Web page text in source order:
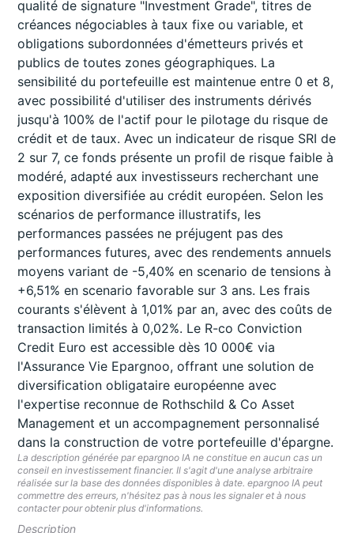
qualité de signature "Investment Grade", titres de
créances négociables à taux fixe ou variable, et
obligations subordonnées d'émetteurs privés et
publics de toutes zones géographiques. La
sensibilité du portefeuille est maintenue entre 0 et 8,
avec possibilité d'utiliser des instruments dérivés
jusqu'à 100% de l'actif pour le pilotage du risque de
crédit et de taux. Avec un indicateur de risque SRI de
2 sur 7, ce fonds présente un profil de risque faible à
modéré, adapté aux investisseurs recherchant une
exposition diversifiée au crédit européen. Selon les
scénarios de performance illustratifs, les
performances passées ne préjugent pas des
performances futures, avec des rendements annuels
moyens variant de -5,40% en scenario de tensions à
+6,51% en scenario favorable sur 3 ans. Les frais
courants s'élèvent à 1,01% par an, avec des coûts de
transaction limités à 0,02%. Le R-co Conviction
Credit Euro est accessible dès 10 000€ via
l'Assurance Vie Epargnoo, offrant une solution de
diversification obligataire européenne avec
l'expertise reconnue de Rothschild & Co Asset
Management et un accompagnement personnalisé
dans la construction de votre portefeuille d'épargne.
La description générée par epargnoo IA ne constitue en aucun cas un
conseil en investissement financier. Il s'agit d'une analyse arbitraire
réalisée sur la base des données disponibles à date. epargnoo IA peut
commettre des erreurs, n'hésitez pas à nous les signaler et à nous
contacter pour obtenir plus d'informations.
Description